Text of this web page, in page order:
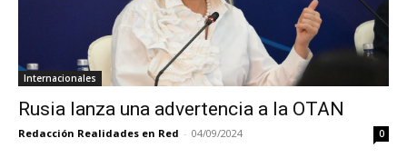
Internacionales
Rusia lanza una advertencia a la OTAN
Redacción Realidades en Red - 04/09/2024 0